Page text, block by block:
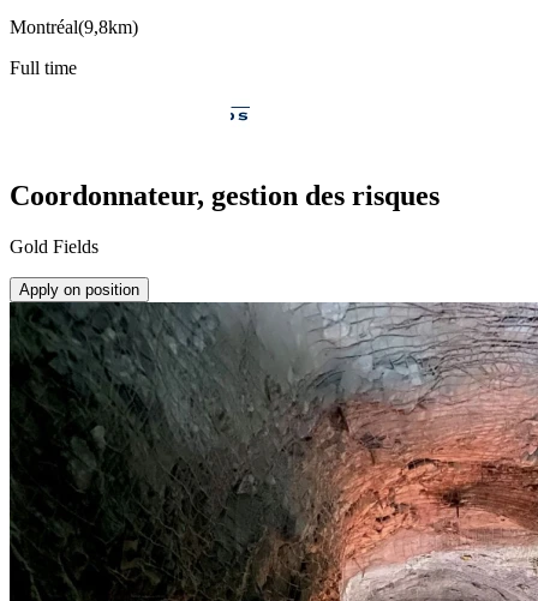
Montréal(9,8km)
Full time
Coordonnateur, gestion des risques
Gold Fields
Apply on position